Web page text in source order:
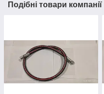
Подібні товари компанії